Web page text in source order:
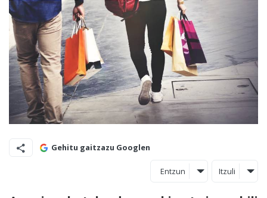
Gehitu gaitzazu Googlen
Entzun Itzuli